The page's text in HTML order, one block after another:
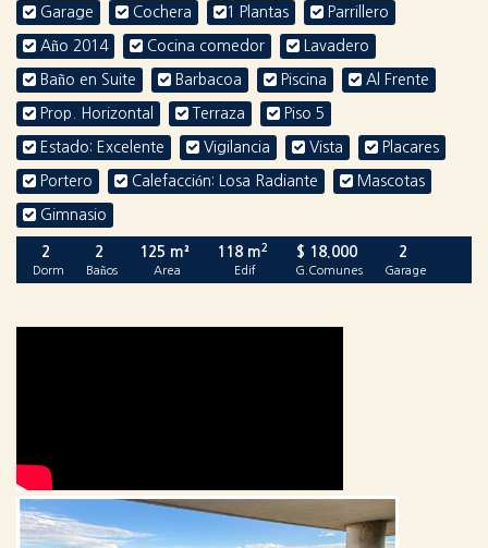
Garage Cochera 1 Plantas Parrillero
Año 2014 Cocina comedor Lavadero
Baño en Suite Barbacoa Piscina Al Frente
Prop. Horizontal Terraza Piso 5
Estado: Excelente Vigilancia Vista Placares
Portero Calefacción: Losa Radiante Mascotas
Gimnasio
2
Dorm
2
Baños
125 m²
Area
118 m2
Edif
$ 18.000
G.Comunes
2
Garage